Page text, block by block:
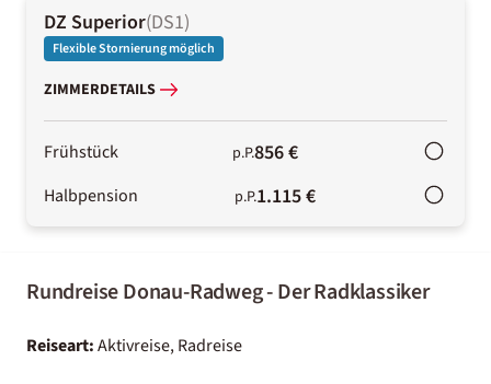
DZ Superior(DS1)
Flexible Stornierung möglich
ZIMMERDETAILS
Frühstück p.P.856 €
Halbpension p.P.1.115 €
Rundreise Donau-Radweg - Der Radklassiker
Reiseart:Aktivreise, Radreise